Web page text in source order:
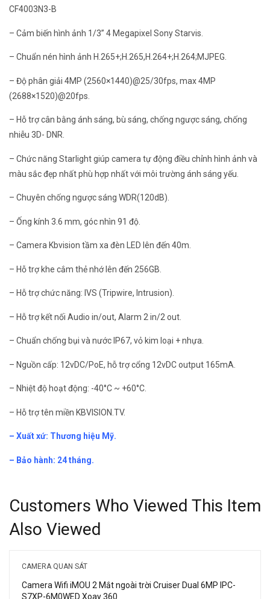
CF4003N3-B
– Cảm biến hình ảnh 1/3” 4 Megapixel Sony Starvis.
– Chuẩn nén hình ảnh H.265+;H.265,H.264+;H.264;MJPEG.
– Độ phân giải 4MP (2560×1440)@25/30fps, max 4MP
(2688×1520)@20fps.
– Hỗ trợ cân bằng ánh sáng, bù sáng, chống ngược sáng, chống
nhiễu 3D- DNR.
– Chức năng Starlight giúp camera tự động điều chỉnh hình ảnh và
màu sắc đẹp nhất phù hợp nhất với môi trường ánh sáng yếu.
– Chuyên chống ngược sáng WDR(120dB).
– Ống kính 3.6 mm, góc nhìn 91 độ.
– Camera Kbvision tầm xa đèn LED lên đến 40m.
– Hỗ trợ khe cắm thẻ nhớ lên đến 256GB.
– Hỗ trợ chức năng: IVS (Tripwire, Intrusion).
– Hỗ trợ kết nối Audio in/out, Alarm 2 in/2 out.
– Chuẩn chống bụi và nước IP67, vỏ kim loại + nhựa.
– Nguồn cấp: 12vDC/PoE, hỗ trợ cổng 12vDC output 165mA.
– Nhiệt độ hoạt động: -40°C ~ +60°C.
– Hỗ trợ tên miền KBVISION.TV.
– Xuất xứ: Thương hiệu Mỹ.
– Bảo hành: 24 tháng.
Customers Who Viewed This Item
Also Viewed
CAMERA QUAN SÁT
Camera Wifi iMOU 2 Mắt ngoài trời Cruiser Dual 6MP IPC-
S7XP-6M0WED Xoay 360